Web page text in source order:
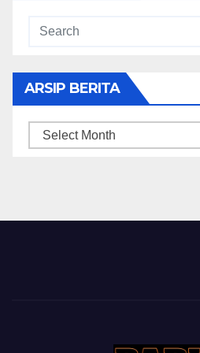
ARSIP BERITA
ARSIP